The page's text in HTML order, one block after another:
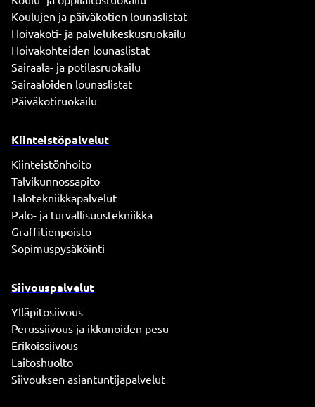
Koulujen ja päiväkotien lounaslistat
Hoivakoti- ja palvelukeskusruokailu
Hoivakohteiden lounaslistat
Sairaala- ja potilasruokailu
Sairaaloiden lounaslistat
Päiväkotiruokailu
Kiinteistöpalvelut
Kiinteistönhoito
Talvikunnossapito
Talotekniikkapalvelut
Palo- ja turvallisuustekniikka
Graffitienpoisto
Sopimuspysäköinti
Siivouspalvelut
Ylläpitosiivous
Perussiivous ja ikkunoiden pesu
Erikoissiivous
Laitoshuolto
Siivouksen asiantuntijapalvelut